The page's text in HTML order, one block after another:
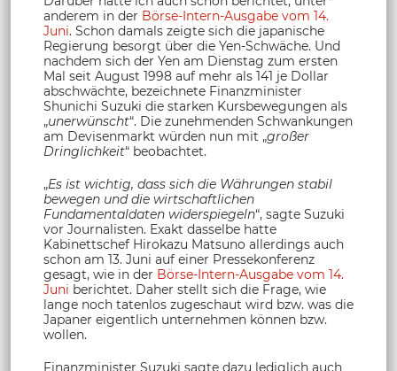
anderem in der Börse-Intern-Ausgabe vom 14.
Juni. Schon damals zeigte sich die japanische
Regierung besorgt über die Yen-Schwäche. Und
nachdem sich der Yen am Dienstag zum ersten
Mal seit August 1998 auf mehr als 141 je Dollar
abschwächte, bezeichnete Finanzminister
Shunichi Suzuki die starken Kursbewegungen als
„unerwünscht“. Die zunehmenden Schwankungen
am Devisenmarkt würden nun mit „großer
Dringlichkeit“ beobachtet.
„Es ist wichtig, dass sich die Währungen stabil
bewegen und die wirtschaftlichen
Fundamentaldaten widerspiegeln“, sagte Suzuki
vor Journalisten. Exakt dasselbe hatte
Kabinettschef Hirokazu Matsuno allerdings auch
schon am 13. Juni auf einer Pressekonferenz
gesagt, wie in der Börse-Intern-Ausgabe vom 14.
Juni berichtet. Daher stellt sich die Frage, wie
lange noch tatenlos zugeschaut wird bzw. was die
Japaner eigentlich unternehmen können bzw.
wollen.
Finanzminister Suzuki sagte dazu lediglich auch